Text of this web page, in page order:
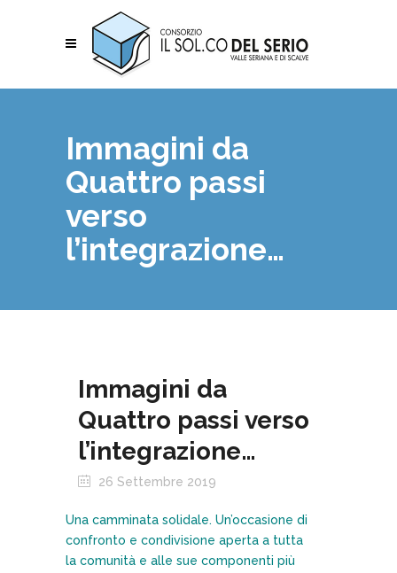
Immagini da
Quattro passi
verso
l’integrazione…
Immagini da
Quattro passi verso
l’integrazione…
26 Settembre 2019
Una camminata solidale. Un’occasione di
confronto e condivisione aperta a tutta
la comunità e alle sue componenti più